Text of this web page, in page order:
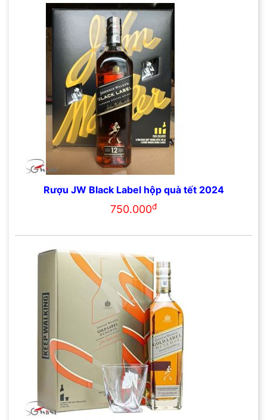
Rượu JW Black Label hộp quà tết 2024
750.000đ